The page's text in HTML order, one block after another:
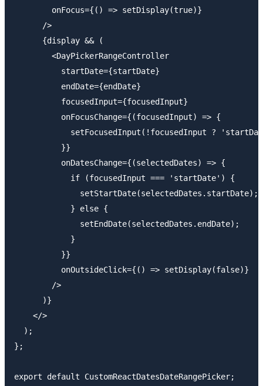
        onFocus={() => setDisplay(true)}
      />
      {display && (
        <DayPickerRangeController
          startDate={startDate}
          endDate={endDate}
          focusedInput={focusedInput}
          onFocusChange={(focusedInput) => {
setFocusedInput(!focusedInput ?
          }}
          onDatesChange={(selectedDates) => {
            if (focusedInput === 'startDate') {
              setStartDate(selectedDates.startDate);
            } else {
              setEndDate(selectedDates.endDate);
            }
          }}
          onOutsideClick={() => setDisplay(false)}
        />
      )}
    </>
  );
};